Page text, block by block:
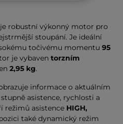
je robustní výkonný motor pro
stoupání. Je ideální
točivému momentu 95
je vybaven torzním
2,95 kg.
informace o aktuálním
asistence, rychlosti a
režimů asistence HIGH,
také dynamický režim